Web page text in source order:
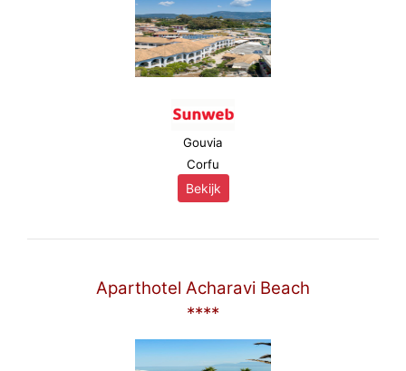
Gouvia
Corfu
Bekijk
Aparthotel Acharavi Beach
****